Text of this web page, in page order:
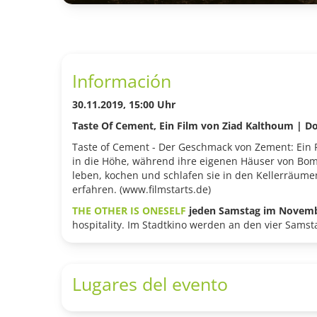
Información
30.11.2019, 15:00 Uhr
Taste Of Cement, Ein Film von Ziad Kalthoum |
Taste of Cement - Der Geschmack von Zement:
in die Höhe, während ihre eigenen Häuser von
leben, kochen und schlafen sie in den
erfahren. (www.filmstarts.de)
THE OTHER IS ONESELF jeden Samstag im
hospitality. Im Stadtkino werden an den vier
Lugares del evento